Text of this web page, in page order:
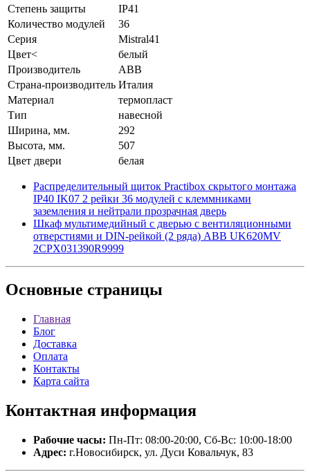
Степень защиты
IP41
Количество модулей
36
Серия
Mistral41
Цвет<
белый
Производитель
ABB
Страна-производитель Италия
Материал
термопласт
Тип
навесной
Ширина, мм.
292
Высота, мм.
507
Цвет двери
белая
Распределительный щиток Practibox скрытого монтажа
IP40 IK07 2 рейки 36 модулей с клеммниками
заземления и нейтрали прозрачная дверь
Шкаф мультимедийный с дверью с вентиляционными
отверстиями и DIN-рейкой (2 ряда) ABB UK620MV
2CPX031390R9999
Основные страницы
Главная
Блог
Доставка
Оплата
Контакты
Карта сайта
Контактная информация
Рабочие часы: Пн-Пт: 08:00-20:00, Сб-Вс: 10:00-18:00
Адрес: г.Новосибирск, ул. Дуси Ковальчук, 83